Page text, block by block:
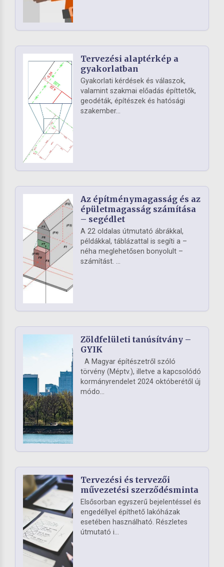
Tervezési alaptérkép a
gyakorlatban
Gyakorlati kérdések és válaszok,
valamint szakmai előadás építtetők,
geodéták, építészek és hatósági
szakember...
Az építménymagasság és az
épületmagasság számítása
– segédlet
A 22 oldalas útmutató ábrákkal,
példákkal, táblázattal is segíti a –
néha meglehetősen bonyolult –
számítást. ...
Zöldfelületi tanúsítvány –
GYIK
A Magyar építészetről szóló
törvény (Méptv.), illetve a kapcsolódó
kormányrendelet 2024 októberétől új
módo...
Tervezési és tervezői
művezetési szerződésminta
Elsősorban egyszerű bejelentéssel és
engedéllyel építhető lakóházak
esetében használható. Részletes
útmutató i...